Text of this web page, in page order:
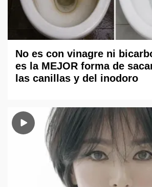
No es con vinagre ni
es la MEJOR forma de
las canillas y del inodoro